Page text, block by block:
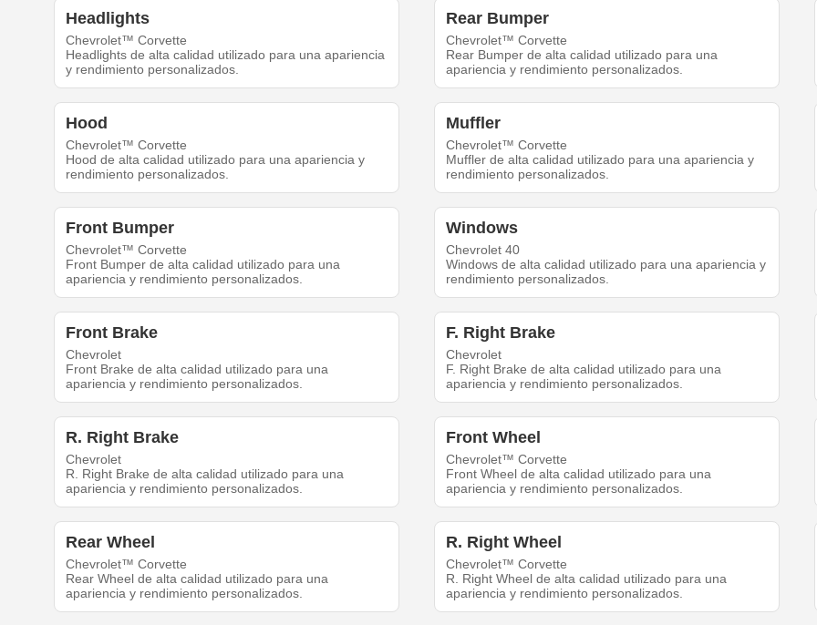
Headlights
Chevrolet™ Corvette
Headlights de alta calidad utilizado para una apariencia
y rendimiento personalizados.
Rear Bumper
Chevrolet™ Corvette
Rear Bumper de alta calidad utilizado para una
apariencia y rendimiento personalizados.
Hood
Chevrolet™ Corvette
Hood de alta calidad utilizado para una apariencia y
rendimiento personalizados.
Muffler
Chevrolet™ Corvette
Muffler de alta calidad utilizado para una apariencia y
rendimiento personalizados.
Front Bumper
Chevrolet™ Corvette
Front Bumper de alta calidad utilizado para una
apariencia y rendimiento personalizados.
Windows
Chevrolet 40
Windows de alta calidad utilizado para una apariencia y
rendimiento personalizados.
Front Brake
Chevrolet
Front Brake de alta calidad utilizado para una
apariencia y rendimiento personalizados.
F. Right Brake
Chevrolet
F. Right Brake de alta calidad utilizado para una
apariencia y rendimiento personalizados.
R. Right Brake
Chevrolet
R. Right Brake de alta calidad utilizado para una
apariencia y rendimiento personalizados.
Front Wheel
Chevrolet™ Corvette
Front Wheel de alta calidad utilizado para una
apariencia y rendimiento personalizados.
Rear Wheel
Chevrolet™ Corvette
Rear Wheel de alta calidad utilizado para una
apariencia y rendimiento personalizados.
R. Right Wheel
Chevrolet™ Corvette
R. Right Wheel de alta calidad utilizado para una
apariencia y rendimiento personalizados.